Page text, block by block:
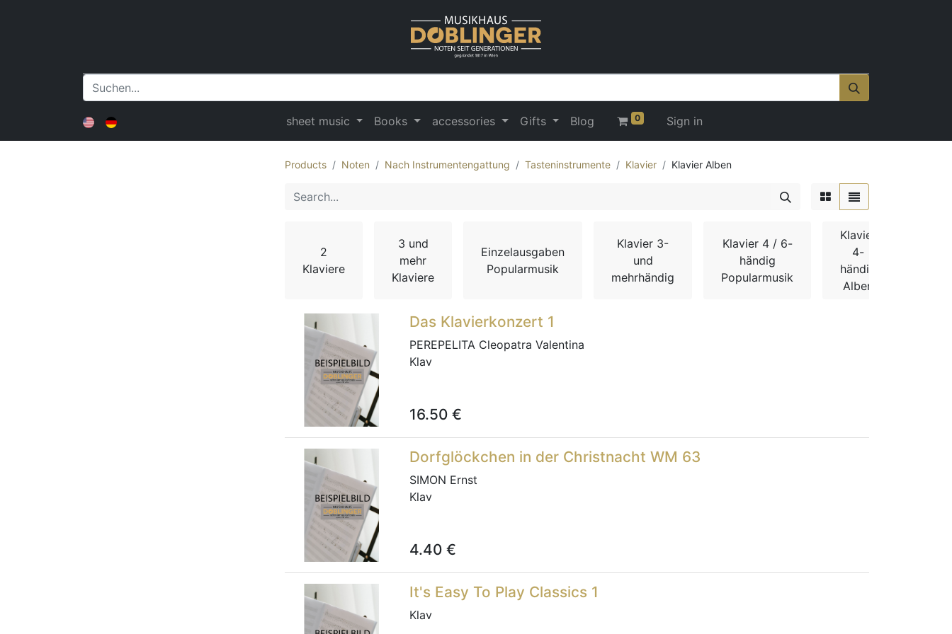
sheet music Books accessories Gifts Blog 0 Sign in
Products Noten Nach Instrumentengattung Tasteninstrumente Klavier Klavier Alben
2
Klaviere
3 und
mehr
Klaviere
Einzelausgaben
Popularmusik
Klavier 3-
und
mehrhändig
Klavier 4 / 6-
händig
Popularmusik
Klavier
4-
händig
Alben
Das Klavierkonzert 1
PEREPELITA Cleopatra Valentina
Klav
16.50 €
Dorfglöckchen in der Christnacht WM 63
SIMON Ernst
Klav
4.40 €
It's Easy To Play Classics 1
Klav